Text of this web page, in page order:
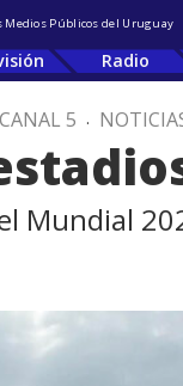
Medios Públicos del Uruguay
Radio
CANAL 5 .
Mundial